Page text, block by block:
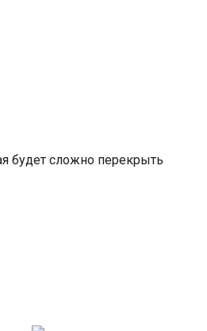
будет сложно перекрыть